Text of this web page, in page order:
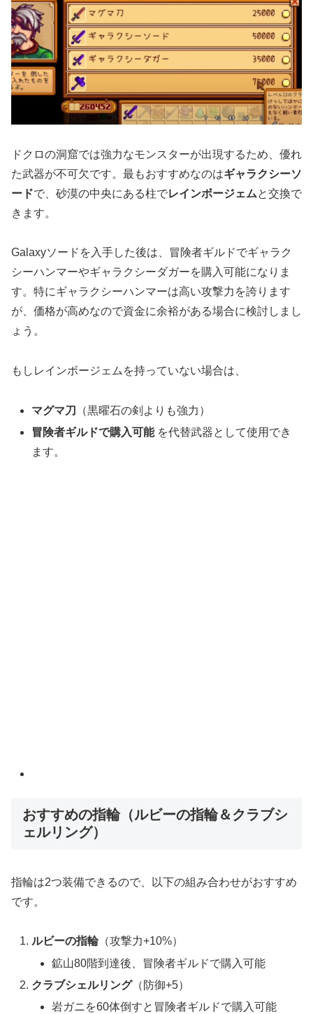
ドクロの洞窟では強力なモンスターが出現するため、優れ
た武器が不可欠です。最もおすすめなのはギャラクシーソ
ードで、砂漠の中央にある柱でレインボージェムと交換で
きます。
Galaxyソードを入手した後は、冒険者ギルドでギャラク
シーハンマーやギャラクシーダガーを購入可能になりま
す。特にギャラクシーハンマーは高い攻撃力を誇ります
が、価格が高めなので資金に余裕がある場合に検討しまし
ょう。
もしレインボージェムを持っていない場合は、
マグマ刀
（黒曜石の剣よりも強力）
冒険者ギルドで購入可能を代替武器として使用でき
ます。
おすすめの指輪（ルビーの指輪＆クラブシ
ェルリング）
指輪は2つ装備できるので、以下の組み合わせがおすすめ
です。
ルビーの指輪（攻撃力+10%）
鉱山80階到達後、冒険者ギルドで購入可能
クラブシェルリング（防御+5）
岩ガニを60体倒すと冒険者ギルドで購入可能